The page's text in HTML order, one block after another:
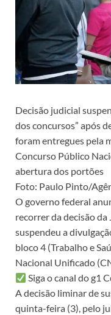
Decisão judicial
dos concursos” após
foram entregues pela
Concurso Público
abertura dos portões
Foto: Paulo Pinto/
O governo federal
recorrer da decisão
suspendeu a
bloco 4 (Trabalho e
Nacional Unificado
Siga o canal do g1
A decisão liminar de
quinta-feira (3), pelo